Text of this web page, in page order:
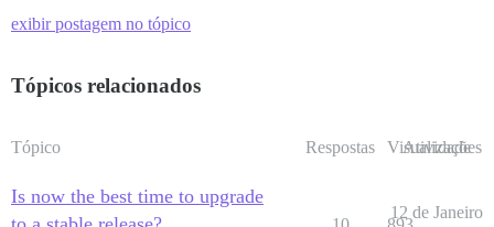
exibir postagem no tópico
Tópicos relacionados
Tópico Respostas Visualizações
Atividade
Is now the best time to upgrade
12 de Janeiro